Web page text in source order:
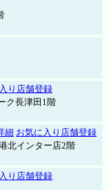
り店舗登録
ク長津田1階
細 お気に入り店舗登録
北インター店2階
り店舗登録